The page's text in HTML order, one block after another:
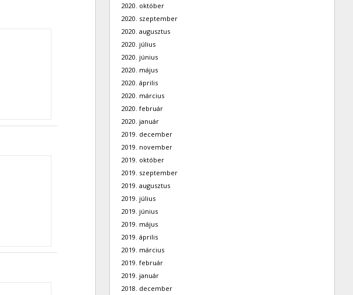
2020. október
2020. szeptember
2020. augusztus
2020. július
2020. június
2020. május
2020. április
2020. március
2020. február
2020. január
2019. december
2019. november
2019. október
2019. szeptember
2019. augusztus
2019. július
2019. június
2019. május
2019. április
2019. március
2019. február
2019. január
2018. december